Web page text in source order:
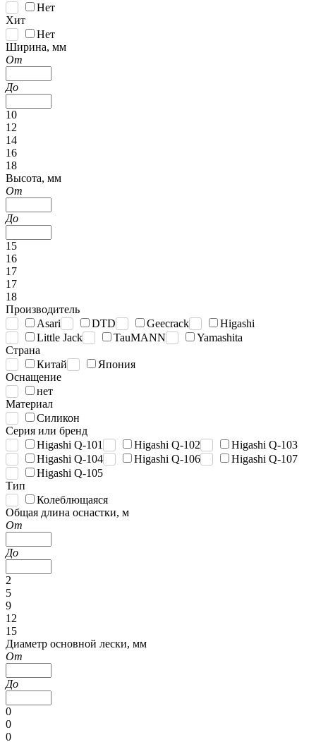
Нет
Хит
Нет
Ширина, мм
От
До
10
12
14
16
18
Высота, мм
От
До
15
16
17
17
18
Производитель
Asari
DTD Geecrack
Higashi
Little Jack
TauMANN
Yamashita
Страна
Китай
Япония
Оснащение
нет
Материал
Силикон
Серия или бренд
Higashi Q-101
Higashi Q-102
Higashi Q-103
Higashi Q-104
Higashi Q-106
Higashi Q-107
Higashi Q-105
Тип
Колеблющаяся
Общая длина оснастки, м
От
До
2
5
9
12
15
Диаметр основной лески, мм
От
До
0
0
0